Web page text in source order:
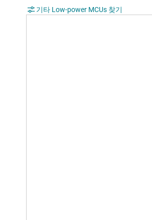
기타 Low-power MCUs 찾기